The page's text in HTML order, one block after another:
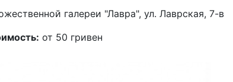
галереи "Лавра", ул. Лаврская, 7-в
от 50 гривен